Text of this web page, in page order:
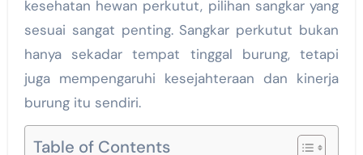
kesehatan hewan perkutut, pilihan sangkar yang
sesuai sangat penting. Sangkar perkutut bukan
hanya sekadar tempat tinggal burung, tetapi
juga mempengaruhi kesejahteraan dan kinerja
burung itu sendiri.
Table of Contents